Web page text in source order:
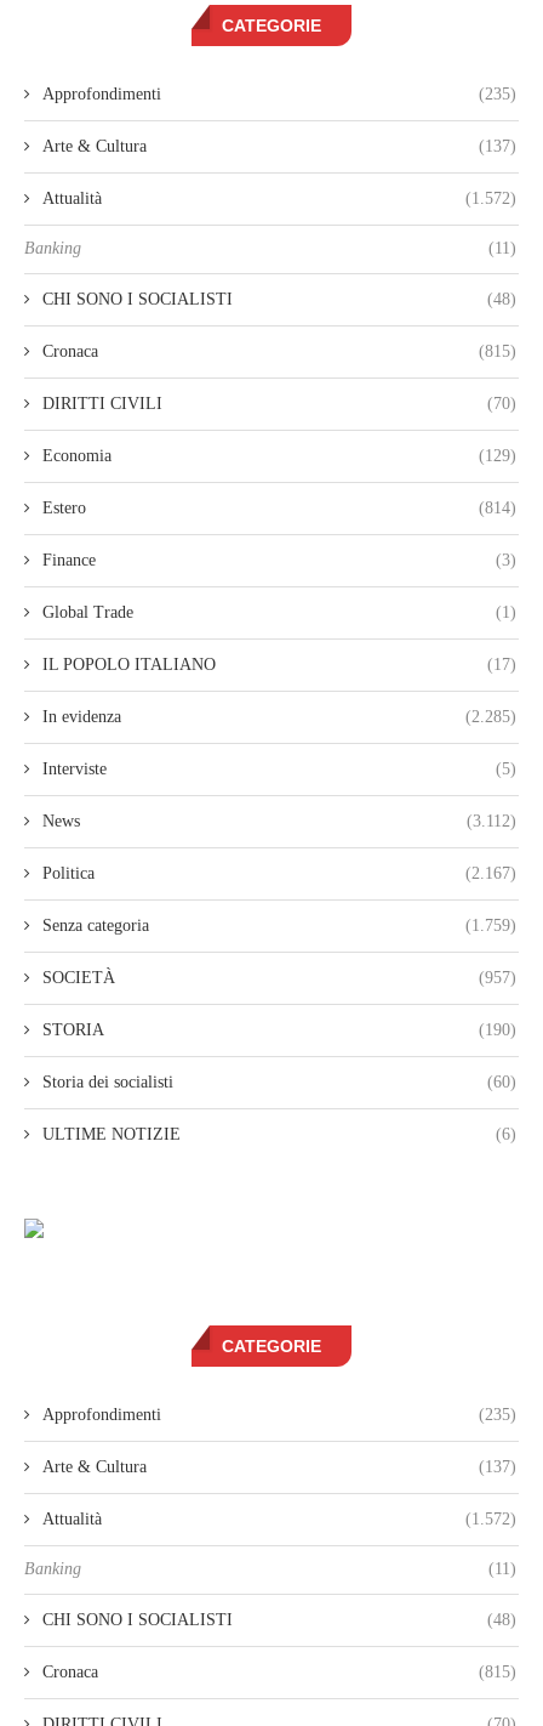
CATEGORIE
Approfondimenti (235)
Arte & Cultura (137)
Attualità (1.572)
Banking (11)
CHI SONO I SOCIALISTI (48)
Cronaca (815)
DIRITTI CIVILI (70)
Economia (129)
Estero (814)
Finance (3)
Global Trade (1)
IL POPOLO ITALIANO (17)
In evidenza (2.285)
Interviste (5)
News (3.112)
Politica (2.167)
Senza categoria (1.759)
SOCIETÀ (957)
STORIA (190)
Storia dei socialisti (60)
ULTIME NOTIZIE (6)
CATEGORIE
Approfondimenti (235)
Arte & Cultura (137)
Attualità (1.572)
Banking (11)
CHI SONO I SOCIALISTI (48)
Cronaca (815)